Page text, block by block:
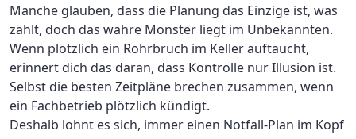
Manche glauben, dass die Planung das Einzige ist, was
zählt, doch das wahre Monster liegt im Unbekannten.
Wenn plötzlich ein Rohrbruch im Keller auftaucht,
erinnert dich das daran, dass Kontrolle nur Illusion ist.
Selbst die besten Zeitpläne brechen zusammen, wenn
ein Fachbetrieb plötzlich kündigt.
Deshalb lohnt es sich, immer einen Notfall‑Plan im Kopf